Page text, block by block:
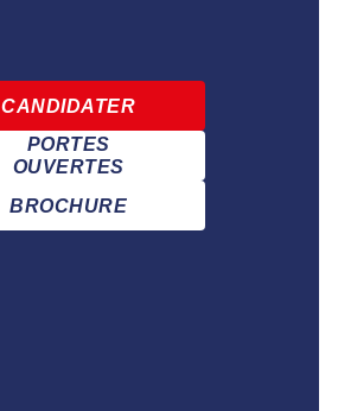
CANDIDATER
PORTES
OUVERTES
BROCHURE